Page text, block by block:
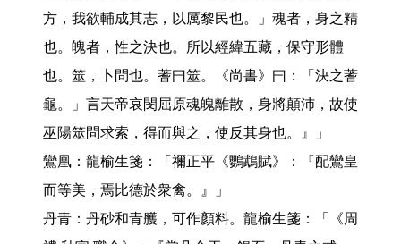
方，我欲輔成其志，以厲黎民也。」魂者，身之精
也。魄者，性之決也。所以經緯五藏，保守形體
也。筮，卜問也。蓍曰筮。《尚書》曰：「決之蓍
龜。」言天帝哀閔屈原魂魄離散，身將顛沛，故使
巫陽筮問求索，得而與之，使反其身也。』」
鸞凰：龍榆生箋：「禰正平《鸚鵡賦》：『配鸞皇
而等美，焉比德於衆禽。』」
丹青：丹砂和青雘，可作顏料。龍榆生箋：「《周